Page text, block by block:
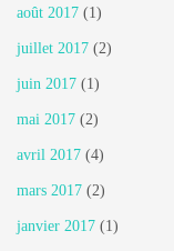
août 2017 (1)
juillet 2017 (2)
juin 2017 (1)
mai 2017 (2)
avril 2017 (4)
mars 2017 (2)
janvier 2017 (1)